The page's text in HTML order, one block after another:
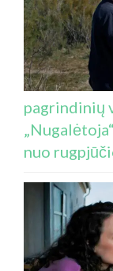
pagrindinių
nuo